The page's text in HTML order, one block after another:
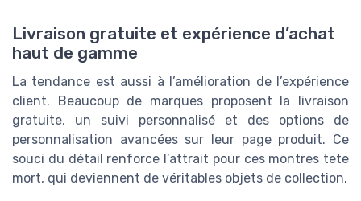
Livraison gratuite et expérience d’achat
haut de gamme
La tendance est aussi à l’amélioration de l’expérience
client. Beaucoup de marques proposent la livraison
gratuite, un suivi personnalisé et des options de
personnalisation avancées sur leur page produit. Ce
souci du détail renforce l’attrait pour ces montres tete
mort, qui deviennent de véritables objets de collection.